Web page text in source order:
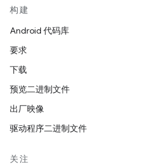
构建
Android 代码库
要求
下载
预览二进制文件
出厂映像
驱动程序二进制文件
关注